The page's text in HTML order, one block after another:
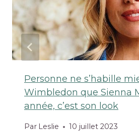
Personne ne s’habille
Wimbledon que Sienna
année, c’est son look
Par Leslie 10 juillet 2023